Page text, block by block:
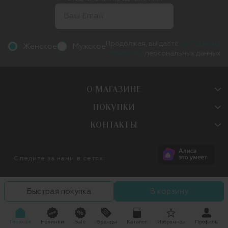
О МАГАЗИНЕ
ПОКУПКИ
КОНТАКТЫ
Следите за нами в сетях:
Быстрая покупка В корзину
Главная Новинки Sale Бренды Каталог Избранное Профиль